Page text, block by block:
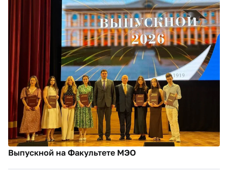
Выпускной на Факультете МЭО